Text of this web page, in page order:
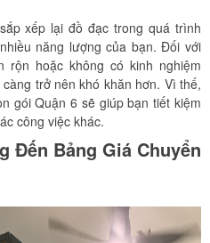
xếp lại đồ đạc trong quá trình
năng lượng của bạn. Đối với
rộn hoặc không có kinh nghiệm
trở nên khó khăn hơn. Vì thế,
gói Quận 6 sẽ giúp bạn tiết kiệm
công việc khác.
Đến Bảng Giá Chuyển